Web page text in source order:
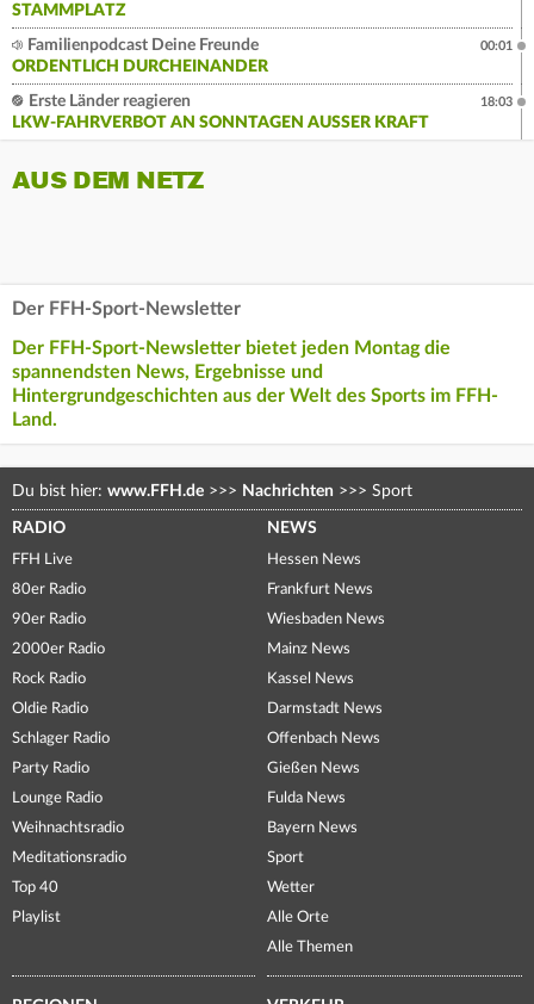
STAMMPLATZ
Familienpodcast Deine Freunde
ORDENTLICH DURCHEINANDER
00:01
Erste Länder reagieren
LKW-FAHRVERBOT AN SONNTAGEN AUSSER KRAFT
18:03
AUS DEM NETZ
Der FFH-Sport-Newsletter
Der FFH-Sport-Newsletter bietet jeden Montag die
spannendsten News, Ergebnisse und
Hintergrundgeschichten aus der Welt des Sports im FFH-
Land.
Du bist hier: www.FFH.de >>> Nachrichten >>> Sport
RADIO
FFH Live
80er Radio
90er Radio
2000er Radio
Rock Radio
Oldie Radio
Schlager Radio
Party Radio
Lounge Radio
Weihnachtsradio
Meditationsradio
Top 40
Playlist
NEWS
Hessen News
Frankfurt News
Wiesbaden News
Mainz News
Kassel News
Darmstadt News
Offenbach News
Gießen News
Fulda News
Bayern News
Sport
Wetter
Alle Orte
Alle Themen